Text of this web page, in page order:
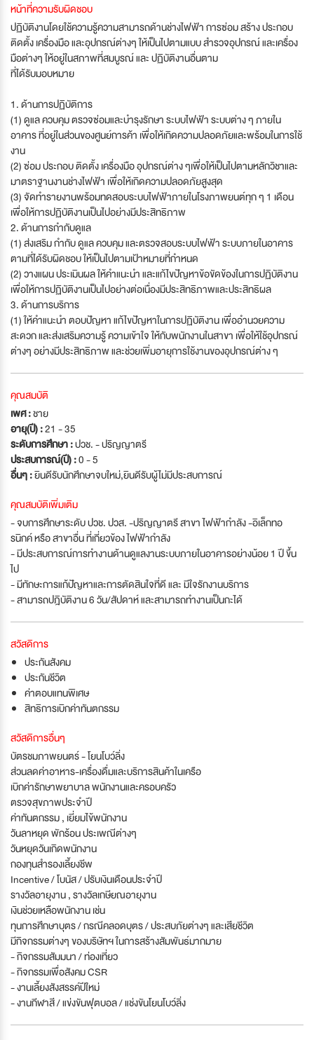
หน้าที่ความรับผิดชอบ
ปฏิบัติงานโดยใช้ความรู้ความสามารถด้านช่างไฟฟ้า การซ่อม สร้าง ประกอบ
ติดตั้ง เครื่องมือ และอุปกรณ์ต่างๆ ให้เป็นไปตามแบบ สำรวจอุปกรณ์ และเครื่อง
มือต่างๆ ให้อยู่ในสภาพที่สมบูรณ์ และ ปฏิบัติงานอื่นตาม
ที่ได้รับมอบหมาย
1. ด้านการปฏิบัติการ
(1) ดูแล ควบคุม ตรวจซ่อมและบำรุงรักษา ระบบไฟฟ้า ระบบต่าง ๆ ภายใน
อาคาร ที่อยู่ในส่วนของศูนย์การค้า เพื่อให้เกิดความปลอดภัยและพร้อมในการใช้
งาน
(2) ซ่อม ประกอบ ติดตั้ง เครื่องมือ อุปกรณ์ต่าง ๆเพื่อให้เป็นไปตามหลักวิชาและ
มาตราฐานงานช่างไฟฟ้า เพื่อให้เกิดความปลอดภัยสูงสุด
(3) จัดทำรายงานพร้อมทดสอบระบบไฟฟ้าภายในโรงภาพยนต์ทุก ๆ 1 เดือน
เพื่อให้การปฏิบัติงานเป็นไปอย่างมีประสิทธิภาพ
2. ด้านการกำกับดูแล
(1) ส่งเสริม กำกับ ดูแล ควบคุม และตรวจสอบระบบไฟฟ้า ระบบภายในอาคาร
ตามที่ได้รับผิดชอบ ให้เป็นไปตามเป้าหมายที่กำหนด
(2) วางแผน ประเมินผล ให้คำแนะนำ และแก้ไขปัญหาข้อขัดข้องในการปฏิบัติงาน
เพื่อให้การปฏิบัติงานเป็นไปอย่างต่อเนื่องมีประสิทธิภาพและประสิทธิผล
3. ด้านการบริการ
(1) ให้คำแนะนำ ตอบปัญหา แก้ไขปัญหาในการปฏิบัติงาน เพื่ออำนวยความ
สะดวก และส่งเสริมความรู้ ความเข้าใจ ให้กับพนักงานในสาขา เพื่อให้ใช้อุปกรณ์
ต่างๆ อย่างมีประสิทธิภาพ และช่วยเพิ่มอายุการใช้งานของอุปกรณ์ต่าง ๆ
คุณสมบัติ
เพศ :ชาย
อายุ(ปี) :21 - 35
ระดับการศึกษา :ปวช. - ปริญญาตรี
ประสบการณ์(ปี) :0 - 5
อื่นๆ :ยินดีรับนักศึกษาจบใหม่,ยินดีรับผู้ไม่มีประสบการณ์
คุณสมบัติเพิ่มเติม
- จบการศึกษาระดับ ปวช. ปวส. -ปริญญาตรี สาขา ไฟฟ้ากำลัง -อิเล็กทอ
รนิกค์ หรือ สาขาอื่น ที่เกี่ยวข้อง ไฟฟ้ากำลัง
- มีประสบการณ์การทำงานด้านดูแลงานระบบภายในอาคารอย่างน้อย 1 ปี ขึ้น
ไป
- มีทักษะการแก้ปัญหาและการตัดสินใจที่ดี และ มีใจรักงานบริการ
- สามารถปฎิบัติงาน 6 วัน/สัปดาห์ และสามารถทำงานเป็นกะได้
สวัสดิการ
ประกันสังคม
ประกันชีวิต
ค่าตอบแทนพิเศษ
สิทธิการเบิกค่าทันตกรรม
สวัสดิการอื่นๆ
บัตรชมภาพยนตร์ - โยนโบว์ลิ่ง
ส่วนลดค่าอาหาร-เครื่องดื่มและบริการสินค้าในเครือ
เบิกค่ารักษาพยาบาล พนักงานและครอบครัว
ตรวจสุขภาพประจำปี
ค่าทันตกรรม , เยี่ยมไข้พนักงาน
วันลาหยุด พักร้อน ประเพณีต่างๆ
วันหยุดวันเกิดพนักงาน
กองทุนสำรองเลี้ยงชีพ
Incentive / โบนัส / ปรับเงินเดือนประจำปี
รางวัลอายุงาน , รางวัลเกษียณอายุงาน
เงินช่วยเหลือพนักงาน เช่น
ทุนการศึกษาบุตร / กรณีคลอดบุตร / ประสบภัยต่างๆ และเสียชีวิต
มีกิจกรรมต่างๆ ของบริษัทฯ ในการสร้างสัมพันธ์มากมาย
- กิจกรรมสัมมนา / ท่องเที่ยว
- กิจกรรมเพื่อสังคม CSR
- งานเลี้ยงสังสรรค์ปีใหม่
- งานกีฬาสี / แข่งขันฟุตบอล / แช่งขันโยนโบว์ลิ่ง